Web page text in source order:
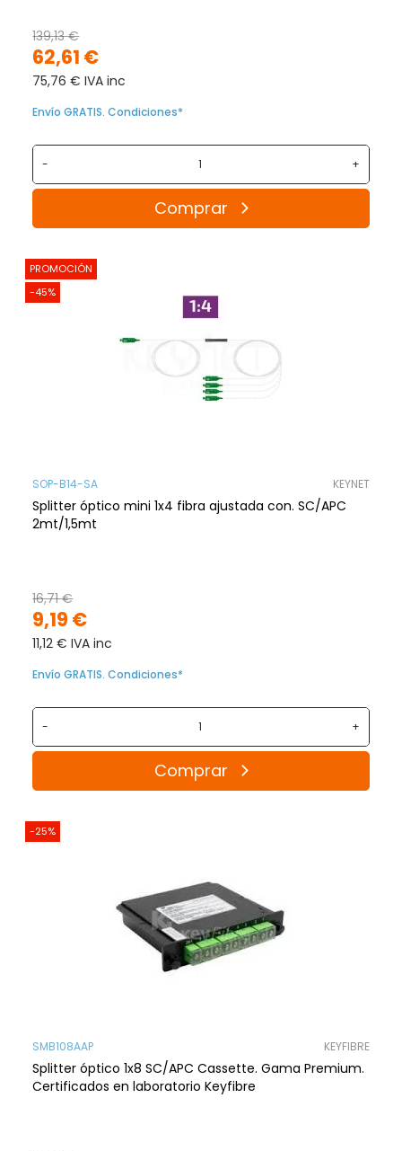
62,61 €
139,13 €
75,76 € IVA inc
Envío GRATIS. Condiciones*
- +
Comprar
PROMOCIÓN
-45%
SOP-B14-SA KEYNET
Splitter óptico mini 1x4 fibra ajustada con. SC/APC
2mt/1,5mt
9,19 €
16,71 €
11,12 € IVA inc
Envío GRATIS. Condiciones*
- +
Comprar
-25%
SMB108AAP KEYFIBRE
Splitter óptico 1x8 SC/APC Cassette. Gama Premium.
Certificados en laboratorio Keyfibre